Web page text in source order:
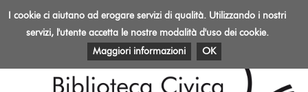
Toggle
Biblioteca
Rovereto
EVENTI E ATTIVITÀ PATRIMONIO E RISORSE
I cookie ci aiutano ad erogare servizi di qualità. Utilizzando i nostri
servizi, l'utente accetta le nostre modalità d'uso dei cookie.
Maggiori informazioni
OK